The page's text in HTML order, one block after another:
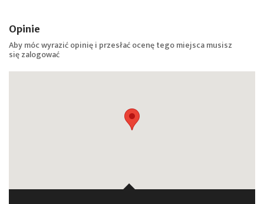
Opinie
Aby móc wyrazić opinię i przesłać ocenę tego miejsca musisz
sięzalogować